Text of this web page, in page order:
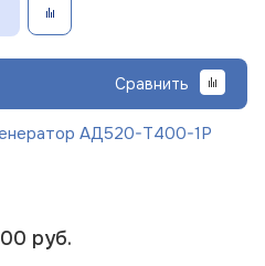
Сравнить
АД520-Т400-1Р
руб.